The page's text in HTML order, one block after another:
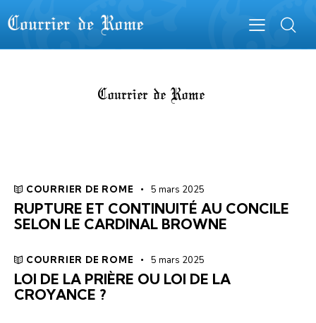
Courrier de Rome
COURRIER DE ROME 5 mars 2025
RUPTURE ET CONTINUITÉ AU CONCILE
SELON LE CARDINAL BROWNE
COURRIER DE ROME 5 mars 2025
LOI DE LA PRIÈRE OU LOI DE LA
CROYANCE ?